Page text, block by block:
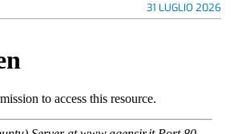
31 LUGLIO 2026